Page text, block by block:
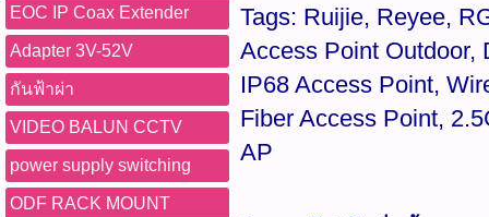
EOC IP Coax Extender
Adapter 3V-52V
กันฟ้าผ่า
VIDEO BALUN CCTV
power supply switching
ODF RACK MOUNT
Tags: Ruijie, Reyee,
Access Point Outdoor,
IP68 Access Point,
Fiber Access Point,
AP